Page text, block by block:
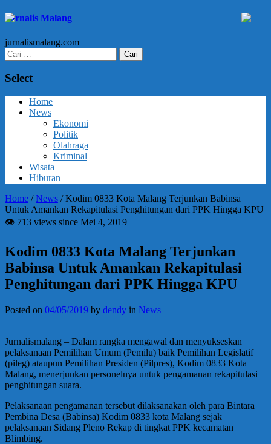
Jurnalis Malang
jurnalismalang.com
Cari
untuk:
Select
Home
News
Ekonomi
Politik
Olahraga
Kriminal
Wisata
Hiburan
Home /News /Kodim 0833 Kota Malang Terjunkan Babinsa
Untuk Amankan Rekapitulasi Penghitungan dari PPK Hingga KPU
👁 713 views since Mei 4, 2019
Kodim 0833 Kota Malang Terjunkan
Babinsa Untuk Amankan Rekapitulasi
Penghitungan dari PPK Hingga KPU
Posted on 04/05/2019 by dendy in News
Jurnalismalang – Dalam rangka mengawal dan menyukseskan
pelaksanaan Pemilihan Umum (Pemilu) baik Pemilihan Legislatif
(pileg) ataupun Pemilihan Presiden (Pilpres), Kodim 0833 Kota
Malang, menerjunkan personelnya untuk pengamanan rekapitulasi
penghitungan suara.
Pelaksanaan pengamanan tersebut dilaksanakan oleh para Bintara
Pembina Desa (Babinsa) Kodim 0833 kota Malang sejak
pelaksanaan Sidang Pleno Rekap di tingkat PPK kecamatan
Blimbing.